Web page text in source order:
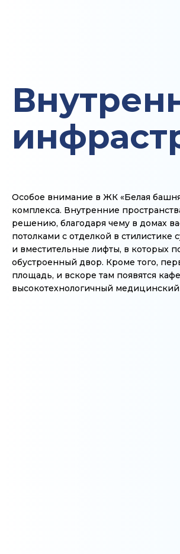
Особое внимание в ЖК «Белая
комплекса. Внутренние
решению, благодаря чему в домах
потолками с отделкой в
и вместительные лифты, в которых
обустроенный двор. Кроме того,
площадь, и вскоре там появятся
высокотехнологичный медицинский